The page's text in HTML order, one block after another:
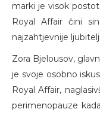
marki je visok
Royal Affair čini
najzahtjevnije
Zora Bjelousov,
je svoje osobno
Royal Affair,
perimenopauze